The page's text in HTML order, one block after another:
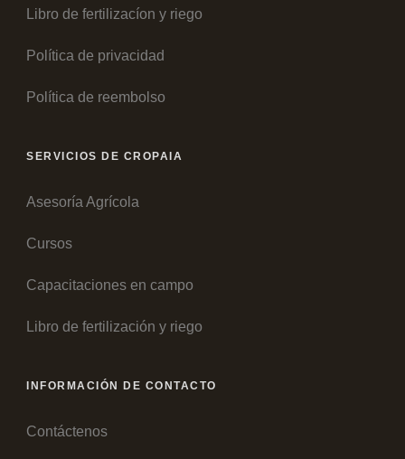
Libro de fertilizacíon y riego
Política de privacidad
Política de reembolso
SERVICIOS DE CROPAIA
Asesoría Agrícola
Cursos
Capacitaciones en campo
Libro de fertilización y riego
INFORMACIÓN DE CONTACTO
Contáctenos